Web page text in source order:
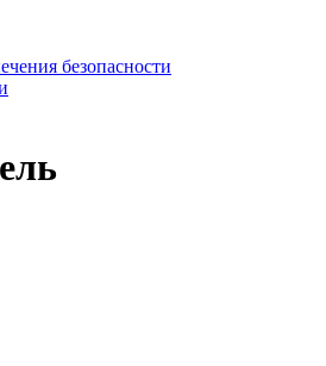
безопасности